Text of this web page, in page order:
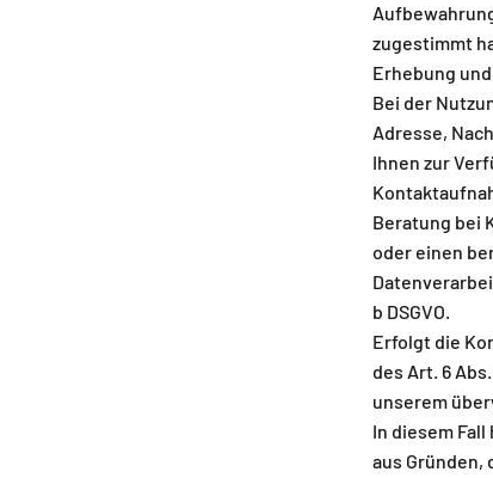
zugestimmt
Erhebung
Bei der
Adresse,
Ihnen zur
Beratung bei
oder einen
b DSGVO.
Erfolgt die
des Art. 6
unserem
In diesem Fall
aus Gründen,